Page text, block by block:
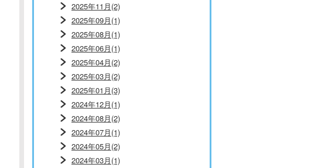
2025年11月(2)
2025年09月(1)
2025年08月(1)
2025年06月(1)
2025年04月(2)
2025年03月(2)
2025年01月(3)
2024年12月(1)
2024年08月(2)
2024年07月(1)
2024年05月(2)
2024年03月(1)